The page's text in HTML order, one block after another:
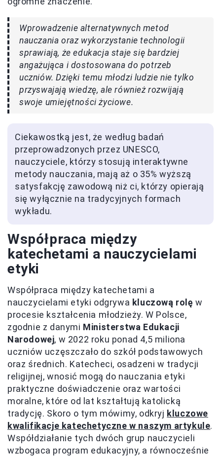
Wprowadzenie alternatywnych metod
nauczania oraz wykorzystanie technologii
sprawiają, że edukacja staje się bardziej
angażująca i dostosowana do potrzeb
uczniów. Dzięki temu młodzi ludzie nie tylko
przyswajają wiedzę, ale również rozwijają
swoje umiejętności życiowe.
Ciekawostką jest, że według badań
przeprowadzonych przez UNESCO,
nauczyciele, którzy stosują interaktywne
metody nauczania, mają aż o 35% wyższą
satysfakcję zawodową niż ci, którzy opierają
się wyłącznie na tradycyjnych formach
wykładu.
Współpraca między
katechetami a nauczycielami
etyki
Współpraca między katechetami a
nauczycielami etyki odgrywa kluczową rolę w
procesie kształcenia młodzieży. W Polsce,
zgodnie z danymi Ministerstwa Edukacji
Narodowej, w 2022 roku ponad 4,5 miliona
uczniów uczęszczało do szkół podstawowych
oraz średnich. Katecheci, osadzeni w tradycji
religijnej, wnosić mogą do nauczania etyki
praktyczne doświadczenie oraz wartości
moralne, które od lat kształtują katolicką
tradycję. Skoro o tym mówimy, odkryj kluczowe
kwalifikacje katechetyczne w naszym artykule.
Współdziałanie tych dwóch grup nauczycieli
wzbogaca program edukacyjny, a równocześnie